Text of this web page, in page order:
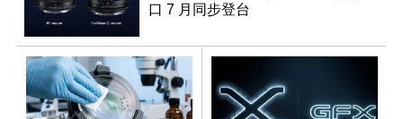
口 7 月同步登台